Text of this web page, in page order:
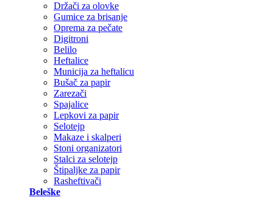
Držači za olovke
Gumice za brisanje
Oprema za pečate
Digitroni
Belilo
Heftalice
Municija za heftalicu
Bušač za papir
Zarezači
Spajalice
Lepkovi za papir
Selotejp
Makaze i skalperi
Stoni organizatori
Stalci za selotejp
Štipaljke za papir
Rasheftivači
Beleške